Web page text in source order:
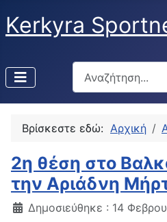
Kerkyra
Αναζήτηση
Type 2 or more
Βρίσκεστε εδώ: Αρχική
2η θέση στο
την Αριάδνη
Δημοσιεύθηκε : 14